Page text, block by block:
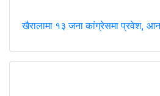
खैरालामा १३ जना कांग्रेसमा प्रवेश,